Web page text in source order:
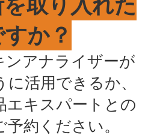
か？
アナライザーが
活用できるか、
エキスパートとの
約ください。